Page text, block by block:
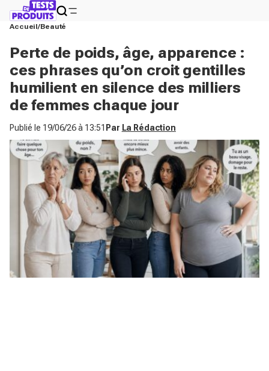
Accueil Beauté
Perte de poids, âge, apparence :
ces phrases qu’on croit gentilles
humilient en silence des milliers
de femmes chaque jour
Publié le 19/06/26 à 13:51 Par La Rédaction